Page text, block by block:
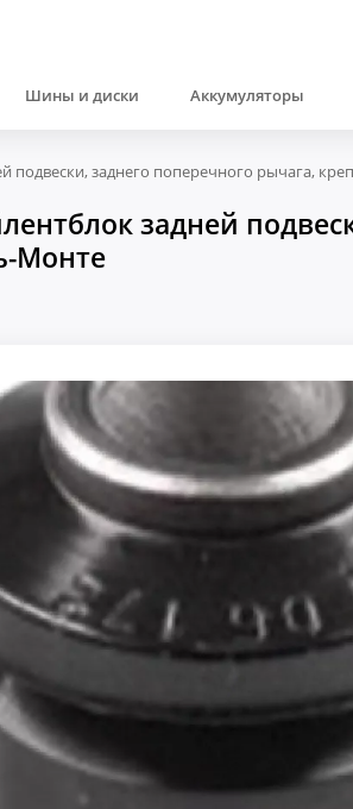
Шины и диски Аккумуляторы
подвески, заднего поперечного рычага,
задней
Монте